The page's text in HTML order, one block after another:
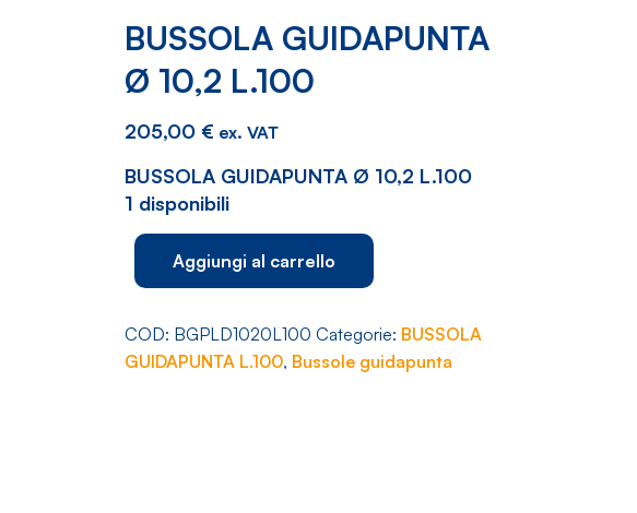
BUSSOLA GUIDAPUNTA
Ø 10,2 L.100
205,00 € ex. VAT
BUSSOLA GUIDAPUNTA Ø 10,2 L.100
1 disponibili
BUSSOLA
GUIDAPUNTA
10,2
L.100
Aggiungi al carrello
COD: BGPLD1020L100 Categorie: BUSSOLA
GUIDAPUNTA L.100, Bussole guidapunta